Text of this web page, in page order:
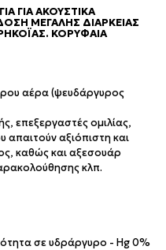
ΓΙΑ ΑΚΟΥΣΤΙΚΆ
ΜΕΓΆΛΗΣ ΔΙΆΡΚΕΙΑΣ
ΚΟΡΥΦΑΊΑ
αέρα (ψευδάργυρος
επεξεργαστές ομιλίας,
απαιτούν αξιόπιστη και
καθώς και αξεσουάρ
κλπ.
σε υδράργυρο - Hg 0%